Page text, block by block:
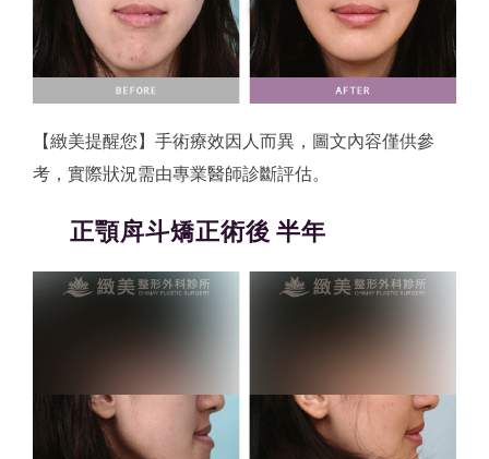
【緻美提醒您】手術療效因人而異，圖文內容僅供參
考，實際狀況需由專業醫師診斷評估。
正顎戽斗矯正術後 半年